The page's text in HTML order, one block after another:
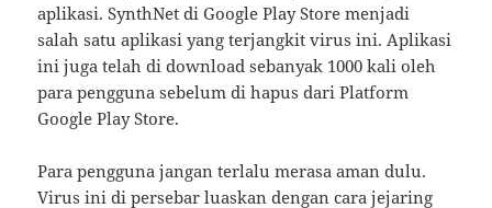
aplikasi. SynthNet di Google Play Store menjadi
salah satu aplikasi yang terjangkit virus ini. Aplikasi
ini juga telah di download sebanyak 1000 kali oleh
para pengguna sebelum di hapus dari Platform
Google Play Store.
Para pengguna jangan terlalu merasa aman dulu.
Virus ini di persebar luaskan dengan cara jejaring